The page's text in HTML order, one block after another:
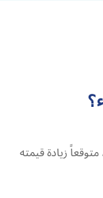
زيادة قيمته